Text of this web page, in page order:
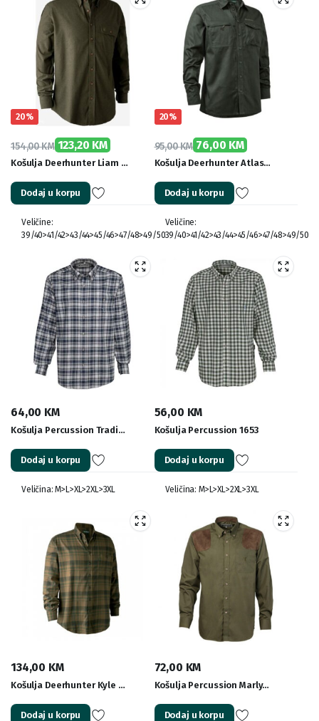
20%
154,00KM
Original
was:
123,20 KM
Current
is:
Košulja Deerhunter Liam …
Dodaj u korpu
Veličine:
39/40>41/42>43/44>45/46>47/48>49/50
20%
95,00KM
Original
was:
76,00 KM
Current
is:
Košulja Deerhunter Atlas…
Dodaj u korpu
Veličine:
39/40>41/42>43/44>45/46>47/48>49/50
64,00 KM
Košulja Percussion Tradi…
Dodaj u korpu
Veličina: M>L>XL>2XL>3XL
56,00 KM
Košulja Percussion 1653
Dodaj u korpu
Veličina: M>L>XL>2XL>3XL
134,00 KM
Košulja Deerhunter Kyle …
Dodaj u korpu
72,00 KM
Košulja Percussion Marly…
Dodaj u korpu